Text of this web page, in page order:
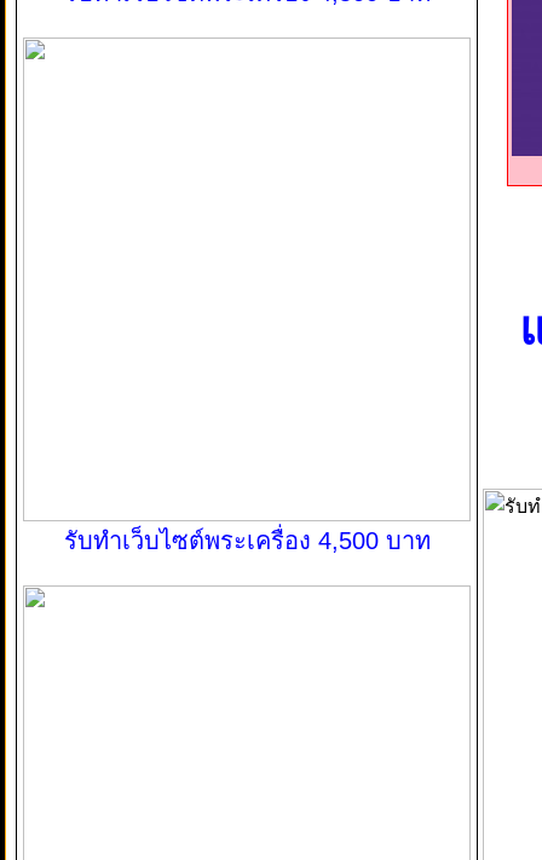
รับทำเว็บไซต์พระเครื่อง 4,500 บาท